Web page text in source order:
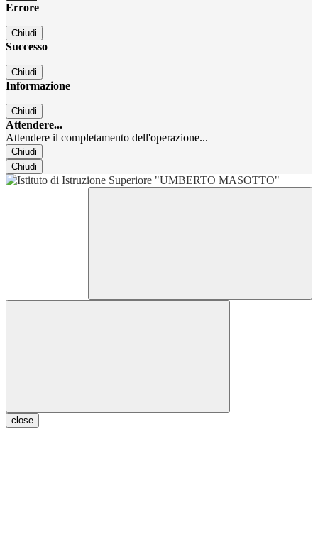
Errore
Chiudi
Successo
Chiudi
Informazione
Chiudi
Attendere...
Attendere il completamento dell'operazione...
Chiudi
Chiudi
close